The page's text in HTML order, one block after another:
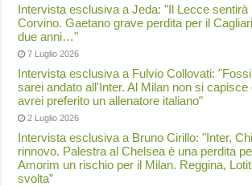
Intervista esclusiva a Jeda: "Il Lecce sentirà
Corvino. Gaetano grave perdita per il
due anni…"
7 Luglio 2026
Intervista esclusiva a Fulvio Collovati:
sarei andato all'Inter. Al Milan non si
avrei preferito un allenatore italiano"
2 Luglio 2026
Intervista esclusiva a Bruno Cirillo: "Inter,
rinnovo. Palestra al Chelsea è una perdita
Amorim un rischio per il Milan. Reggina,
svolta”